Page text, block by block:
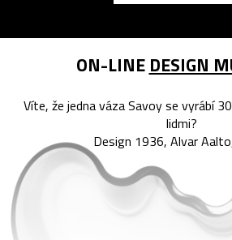
ON-LINE DESIGN
Víte, že jedna váza Savoy se vyrábí
lidmi?
Design 1936, Alvar